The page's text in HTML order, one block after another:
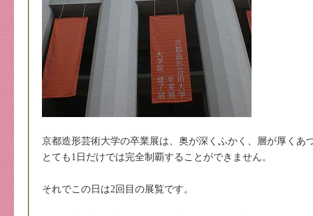
京都造形芸術大学の卒業展は、奥が深くふかく、層が厚くあ
とても1日だけでは完全制覇することができません。
それでこの日は2回目の展覧です。